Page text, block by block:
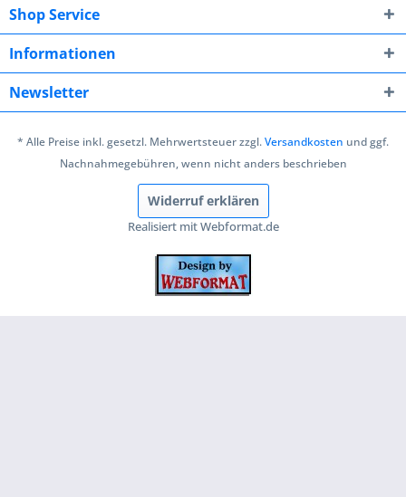
Shop Service
Informationen
Newsletter
* Alle Preise inkl. gesetzl. Mehrwertsteuer zzgl.Versandkosten und ggf.
Nachnahmegebühren, wenn nicht anders beschrieben
Widerruf erklären
Realisiert mit Webformat.de